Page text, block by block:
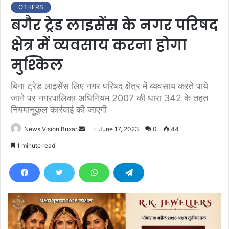
OTHERS
बगैर ट्रेड लाइसेंस के नगर परिषद
क्षेत्र में व्यवसाय करना होगा
मुश्किल
बिना ट्रेड लाइसेंस लिए नगर परिषद क्षेत्र में व्यवसाय करते पाये
जाने पर नगरपालिका अधिनियम 2007 की धारा 342 के तहत
नियमानुकूल कार्रवाई की जाएगी
News Vision Buxar
d
e
m
a
June 17, 2023 0 44
1 minute read